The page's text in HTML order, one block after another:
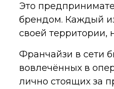
Это
брендом. Каждый
своей территории,
Франчайзи в сети
вовлечённых в
лично стоящих за